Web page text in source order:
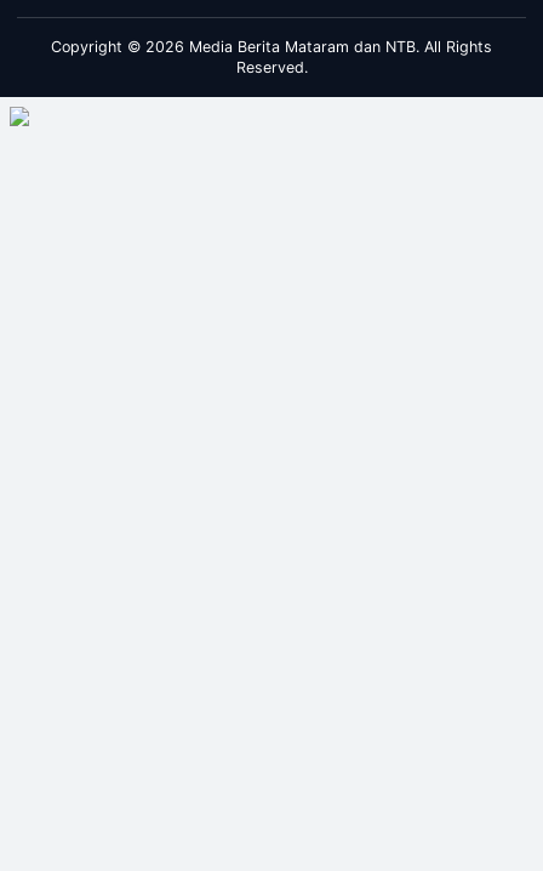
Copyright © 2026 Media Berita Mataram dan NTB. All Rights
Reserved.